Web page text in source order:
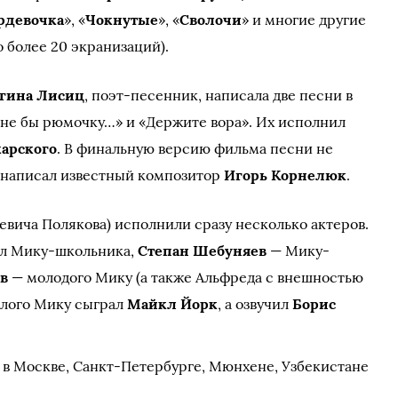
», «Чокнутые», «Сволочи» и многие другие
более 20 экранизаций).
Лисиц, поэт-песенник, написала две песни в
бы рюмочку…» и «Держите вора». Их исполнил
. В финальную версию фильма песни не
известный композиторИгорь Корнелюк.
Полякова) исполнили сразу несколько актеров.
Мику-школьника,Степан Шебуняев — Мику-
— молодого Мику (а также Альфреда с внешностью
Мику сыгралМайкл Йорк, а озвучилБорис
Москве, Санкт-Петербурге, Мюнхене, Узбекистане